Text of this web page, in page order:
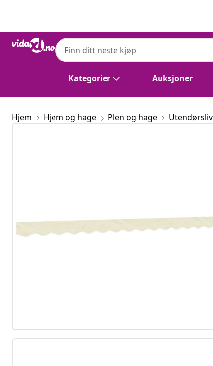
Kategorier Auksjoner
Hjem Hjem og hage Plen og hage Utendørsliv